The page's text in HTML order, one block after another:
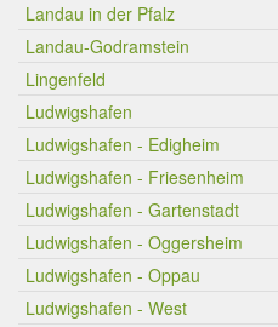
Landau in der Pfalz
Landau-Godramstein
Lingenfeld
Ludwigshafen
Ludwigshafen - Edigheim
Ludwigshafen - Friesenheim
Ludwigshafen - Gartenstadt
Ludwigshafen - Oggersheim
Ludwigshafen - Oppau
Ludwigshafen - West